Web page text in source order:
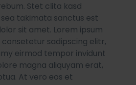
Stet clita kasd
takimata sanctus est
sit amet. Lorem ipsum
sadipscing elitr,
eirmod tempor invidunt
magna aliquyam erat,
At vero eos et